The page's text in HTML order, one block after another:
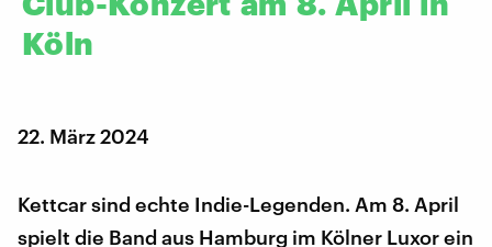
Köln
22. März 2024
Kettcar sind echte Indie-Legenden. Am 8. April
spielt die Band aus Hamburg im Kölner Luxor ein